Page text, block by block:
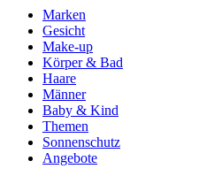
Marken
Gesicht
Make-up
Körper & Bad
Haare
Männer
Baby & Kind
Themen
Sonnenschutz
Angebote